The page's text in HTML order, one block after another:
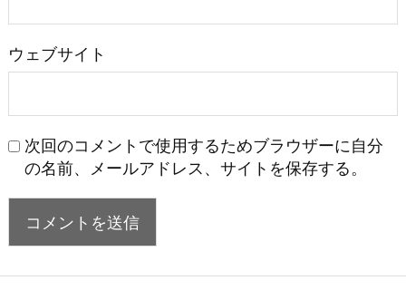
ウェブサイト
次回のコメントで使用するためブラウザーに自分
の名前、メールアドレス、サイトを保存する。